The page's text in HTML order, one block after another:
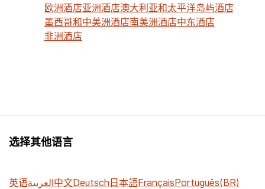
欧洲酒店亚洲酒店澳大利亚和太平洋岛屿酒店
墨西哥和中美洲酒店南美洲酒店中东酒店
非洲酒店
选择其他语言
英语العربية中文Deutsch日本語FrançaisPortuguês(BR)